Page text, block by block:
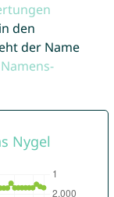
den
der Name